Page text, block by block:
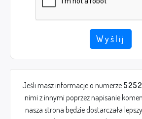
Wyślij
Jeśli masz informacje o numerze
nimi z innymi poprzez napisanie
nasza strona będzie dostarczała